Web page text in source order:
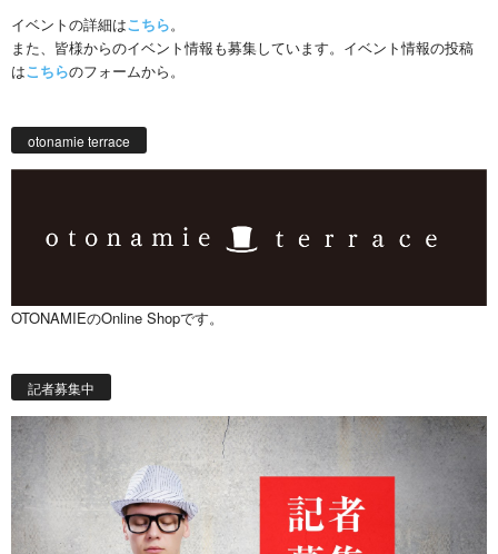
イベントの詳細はこちら。
また、皆様からのイベント情報も募集しています。イベント情報の投稿
はこちらのフォームから。
otonamie terrace
OTONAMIEのOnline Shopです。
記者募集中